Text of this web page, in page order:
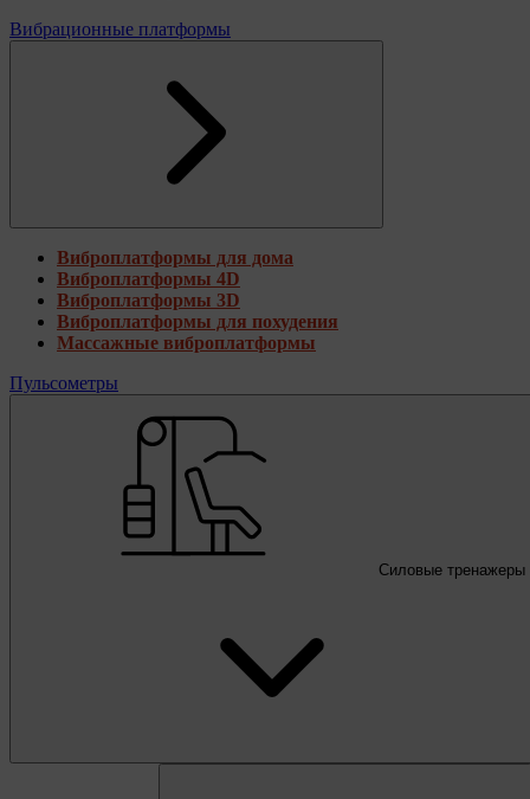
Вибрационные платформы
Виброплатформы для дома
Виброплатформы 4D
Виброплатформы 3D
Виброплатформы для похудения
Массажные виброплатформы
Пульсометры
Силовые тренажеры